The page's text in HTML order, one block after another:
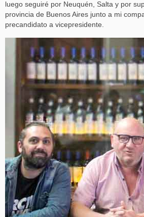
luego seguiré por Neuquén, Salta y por
provincia de Buenos Aires junto a mi
precandidato a vicepresidente.